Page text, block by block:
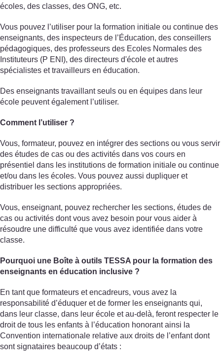
écoles, des classes, des ONG, etc.
Vous pouvez l’utiliser pour la formation initiale ou continue des
enseignants, des inspecteurs de l’Éducation, des conseillers
pédagogiques, des professeurs des Ecoles Normales des
Instituteurs (P ENI), des directeurs d'école et autres
spécialistes et travailleurs en éducation.
Des enseignants travaillant seuls ou en équipes dans leur
école peuvent également l’utiliser.
Comment l’utiliser ?
Vous, formateur, pouvez en intégrer des sections ou vous servir
des études de cas ou des activités dans vos cours en
présentiel dans les institutions de formation initiale ou continue
et/ou dans les écoles. Vous pouvez aussi dupliquer et
distribuer les sections appropriées.
Vous, enseignant, pouvez rechercher les sections, études de
cas ou activités dont vous avez besoin pour vous aider à
résoudre une difficulté que vous avez identifiée dans votre
classe.
Pourquoi une Boîte à outils TESSA pour la formation des
enseignants en éducation inclusive ?
En tant que formateurs et encadreurs, vous avez la
responsabilité d’éduquer et de former les enseignants qui,
dans leur classe, dans leur école et au-delà, feront respecter le
droit de tous les enfants à l’éducation honorant ainsi la
Convention internationale relative aux droits de l’enfant dont
sont signataires beaucoup d’états :